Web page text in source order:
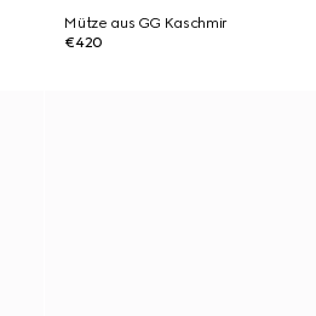
Mütze aus GG Kaschmir
€420